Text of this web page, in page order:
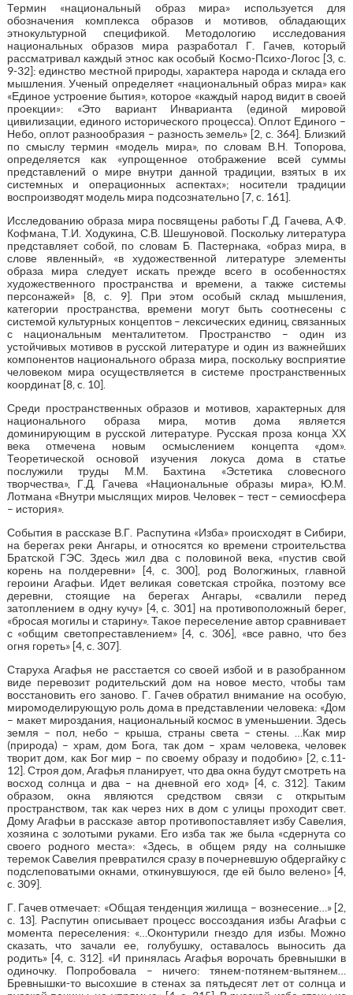
Термин «национальный образ мира» используется для
обозначения комплекса образов и мотивов, обладающих
этнокультурной спецификой. Методологию исследования
национальных образов мира разработал Г. Гачев, который
рассматривал каждый этнос как особый Космо-Психо-Логос [3, с.
9-32]: единство местной природы, характера народа и склада его
мышления. Ученый определяет «национальный образ мира» как
«Единое устроение бытия», которое «каждый народ видит в своей
проекции»: «Это вариант Инварианта (единой мировой
цивилизации, единого исторического процесса). Оплот Единого –
Небо, оплот разнообразия – разность земель» [2, с. 364]. Близкий
по смыслу термин «модель мира», по словам В.Н. Топорова,
определяется как «упрощенное отображение всей суммы
представлений о мире внутри данной традиции, взятых в их
системных и операционных аспектах»; носители традиции
воспроизводят модель мира подсознательно [7, c. 161].
Исследованию образа мира посвящены работы Г.Д. Гачева, А.Ф.
Кофмана, Т.И. Ходукина, С.В. Шешуновой. Поскольку литература
представляет собой, по словам Б. Пастернака, «образ мира, в
слове явленный», «в художественной литературе элементы
образа мира следует искать прежде всего в особенностях
художественного пространства и времени, а также системы
персонажей» [8, c. 9]. При этом особый склад мышления,
категории пространства, времени могут быть соотнесены с
системой культурных концептов – лексических единиц, связанных
с национальным менталитетом. Пространство – один из
устойчивых мотивов в русской литературе и один из важнейших
компонентов национального образа мира, поскольку восприятие
человеком мира осуществляется в системе пространственных
координат [8, c. 10].
Среди пространственных образов и мотивов, характерных для
национального образа мира, мотив дома является
доминирующим в русской литературе. Русская проза конца ХХ
века отмечена новым осмыслением концепта «дом».
Теоретической основой изучения локуса дома в статье
послужили труды М.М. Бахтина «Эстетика словесного
творчества», Г.Д. Гачева «Национальные образы мира», Ю.М.
Лотмана «Внутри мыслящих миров. Человек – тест – семиосфера
– история».
События в рассказе В.Г. Распутина «Изба» происходят в Сибири,
на берегах реки Ангары, и относятся ко времени строительства
Братской ГЭС. Здесь жил два с половиной века, «пустив свой
корень на полдеревни» [4, c. 300], род Вологжиных, главной
героини Агафьи. Идет великая советская стройка, поэтому все
деревни, стоящие на берегах Ангары, «свалили перед
затоплением в одну кучу» [4, c. 301] на противоположный берег,
«бросая могилы и старину». Такое переселение автор сравнивает
с «общим светопреставлением» [4, c. 306], «все равно, что без
огня гореть» [4, c. 307].
Старуха Агафья не расстается со своей избой и в разобранном
виде перевозит родительский дом на новое место, чтобы там
восстановить его заново. Г. Гачев обратил внимание на особую,
миромоделирующую роль дома в представлении человека: «Дом
– макет мироздания, национальный космос в уменьшении. Здесь
земля – пол, небо – крыша, страны света – стены. …Как мир
(природа) – храм, дом Бога, так дом – храм человека, человек
творит дом, как Бог мир – по своему образу и подобию» [2, c.11-
12]. Строя дом, Агафья планирует, что два окна будут смотреть на
восход солнца и два – на дневной его ход» [4, c. 312]. Таким
образом, окна являются средством связи с открытым
пространством, так как через них в дом с улицы проходит свет.
Дому Агафьи в рассказе автор противопоставляет избу Савелия,
хозяина с золотыми руками. Его изба так же была «сдернута со
своего родного места»: «Здесь, в общем ряду на солнышке
теремок Савелия превратился сразу в почерневшую обдергайку с
подслеповатыми окнами, откинувшуюся, где ей было велено» [4,
c. 309].
Г. Гачев отмечает: «Общая тенденция жилища – вознесение…» [2,
c. 13]. Распутин описывает процесс воссоздания избы Агафьи с
момента переселения: «…Оконтурили гнездо для избы. Можно
сказать, что зачали ее, голубушку, оставалось выносить да
родить» [4, c. 312]. «И принялась Агафья ворочать бревнышки в
одиночку. Попробовала – ничего: тянем-потянем-вытянем…
Бревнышки-то высохшие в стенах за пятьдесят лет от солнца и